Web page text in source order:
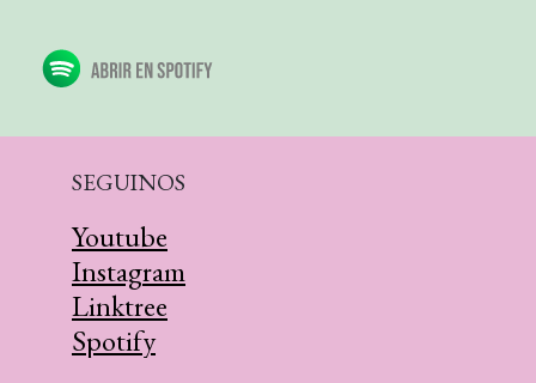
SEGUINOS
Youtube
Instagram
Linktree
Spotify